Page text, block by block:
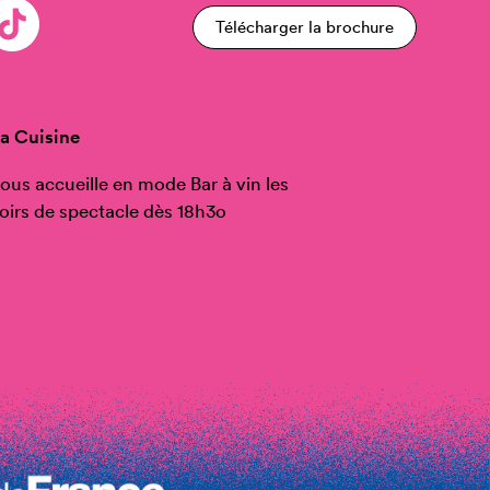
Télécharger la brochure
Cuisine
accueille en mode Bar à vin les
de spectacle dès 18h3o